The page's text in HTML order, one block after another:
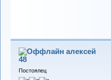
алексей
48
Постоялец